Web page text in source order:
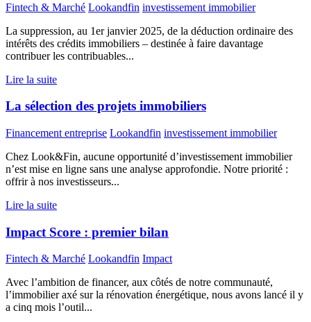
Fintech & Marché Lookandfin investissement immobilier
La suppression, au 1er janvier 2025, de la déduction ordinaire des
intérêts des crédits immobiliers – destinée à faire davantage
contribuer les contribuables...
Lire la suite
La sélection des projets immobiliers
Financement entreprise Lookandfin investissement immobilier
Chez Look&Fin, aucune opportunité d’investissement immobilier
n’est mise en ligne sans une analyse approfondie. Notre priorité :
offrir à nos investisseurs...
Lire la suite
Impact Score : premier bilan
Fintech & Marché Lookandfin Impact
Avec l’ambition de financer, aux côtés de notre communauté,
l’immobilier axé sur la rénovation énergétique, nous avons lancé il y
a cinq mois l’outil...